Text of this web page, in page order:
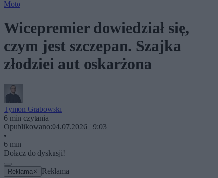
Moto
Wicepremier dowiedział się,
czym jest szczepan. Szajka
złodziei aut oskarżona
Tymon Grabowski
6 min czytania
Opublikowano:04.07.2026 19:03
•
6 min
Dołącz do dyskusji!
Reklama ✕ Reklama